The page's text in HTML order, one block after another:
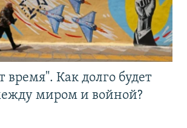
время". Как долго будет
миром и войной?